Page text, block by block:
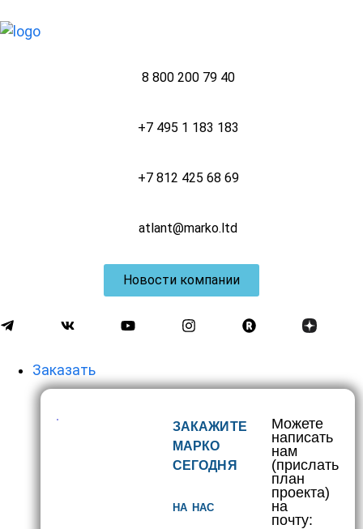
8 800 200 79 40
+7 495 1 183 183
+7 812 425 68 69
atlant@marko.ltd
Новости компании
Заказать
ЗАКАЖИТЕ
МАРКО
СЕГОДНЯ
НА НАС
Можете
написать
нам
(прислать
план
проекта)
на
почту: